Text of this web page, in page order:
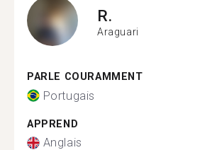
R.
Araguari
PARLE COURAMMENT
Portugais
APPREND
Anglais